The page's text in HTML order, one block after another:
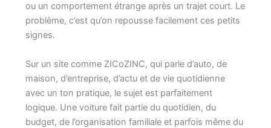
ou un comportement étrange après un trajet court. Le
problème, c’est qu’on repousse facilement ces petits
signes.
Sur un site comme ZICoZINC, qui parle d’auto, de
maison, d’entreprise, d’actu et de vie quotidienne
avec un ton pratique, le sujet est parfaitement
logique. Une voiture fait partie du quotidien, du
budget, de l’organisation familiale et parfois même du